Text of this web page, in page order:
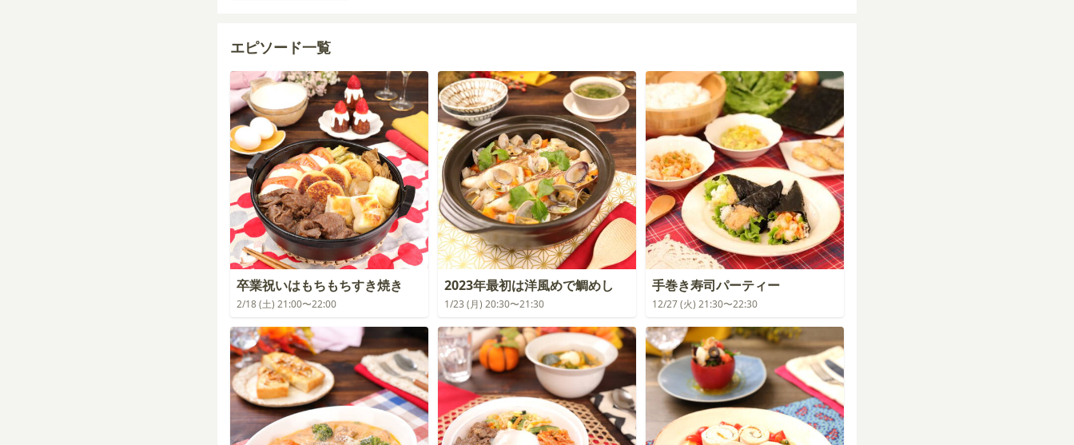
エピソード一覧
卒業祝いはもちもちすき焼き
2/18 (土) 21:00〜22:00
2023年最初は洋風めで鯛めし
1/23 (月) 20:30〜21:30
手巻き寿司パーティー
12/27 (火) 21:30〜22:30